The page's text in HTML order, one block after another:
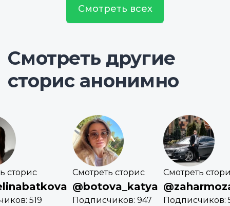
Смотреть всех
Смотреть другие
сторис анонимно
сторис
519
Смотреть сторис
@botova_katya
Подписчиков: 947
Смотреть
Подписчиков: